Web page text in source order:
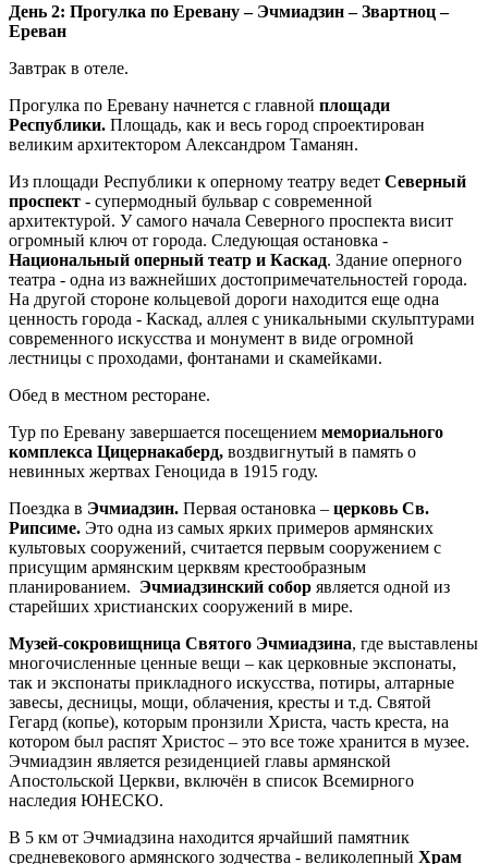
День 2: Прогулка по Еревану – Эчмиадзин – Звартноц –
Ереван
Завтрак в отеле.
Прогулка по Еревану начнется с главной площади
Республики. Площадь, как и весь город спроектирован
великим архитектором Александром Таманян.
Из площади Республики к оперному театру ведет Северный
проспект - супермодный бульвар с современной
архитектурой. У самого начала Северного проспекта висит
огромный ключ от города. Следующая остановка -
Национальный оперный театр и Каскад. Здание оперного
театра - одна из важнейших достопримечательностей города.
На другой стороне кольцевой дороги находится еще одна
ценность города - Каскад, аллея с уникальными скульптурами
современного искусства и монумент в виде огромной
лестницы с проходами, фонтанами и скамейками.
Обед в местном ресторане.
Тур по Еревану завершается посещением мемориального
комплекса Цицернакаберд, воздвигнутый в память о
невинных жертвах Геноцида в 1915 году.
Поездка в Эчмиадзин. Первая остановка – церковь Св.
Рипсиме. Это одна из самых ярких примеров армянских
культовых сооружений, считается первым сооружением с
присущим армянским церквям крестообразным
планированием. Эчмиадзинский собор является одной из
старейших христианских сооружений в мире.
Музей-сокровищница Святого Эчмиадзина, где выставлены
многочисленные ценные вещи – как церковные экспонаты,
так и экспонаты прикладного искусства, потиры, алтарные
завесы, десницы, мощи, облачения, кресты и т.д. Святой
Гегард (копье), которым пронзили Христа, часть креста, на
котором был распят Христос – это все тоже хранится в музее.
Эчмиадзин является резиденцией главы армянской
Апостольской Церкви, включён в список Всемирного
наследия ЮНЕСКО.
В 5 км от Эчмиадзина находится ярчайший памятник
средневекового армянского зодчества - великолепный Храм